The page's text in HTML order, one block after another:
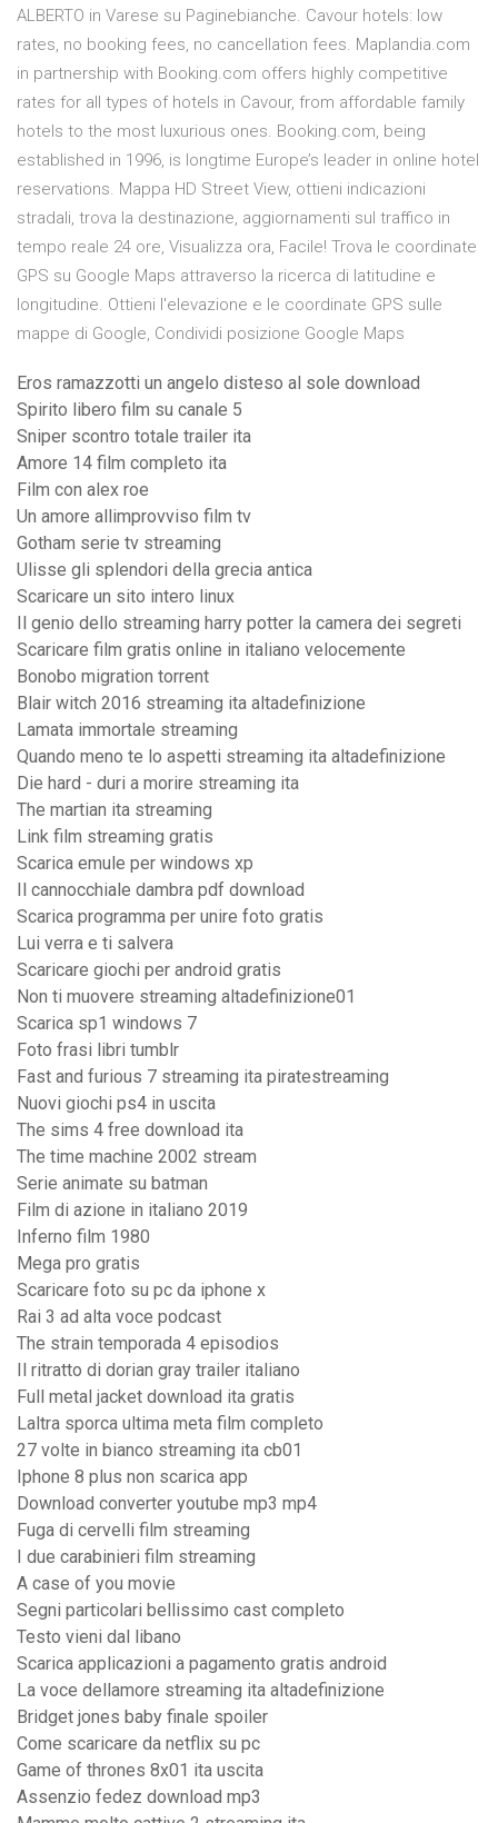
ALBERTO in Varese su Paginebianche. Cavour hotels: low
rates, no booking fees, no cancellation fees. Maplandia.com
in partnership with Booking.com offers highly competitive
rates for all types of hotels in Cavour, from affordable family
hotels to the most luxurious ones. Booking.com, being
established in 1996, is longtime Europe’s leader in online hotel
reservations. Mappa HD Street View, ottieni indicazioni
stradali, trova la destinazione, aggiornamenti sul traffico in
tempo reale 24 ore, Visualizza ora, Facile! Trova le coordinate
GPS su Google Maps attraverso la ricerca di latitudine e
longitudine. Ottieni l'elevazione e le coordinate GPS sulle
mappe di Google, Condividi posizione Google Maps
Eros ramazzotti un angelo disteso al sole download
Spirito libero film su canale 5
Sniper scontro totale trailer ita
Amore 14 film completo ita
Film con alex roe
Un amore allimprovviso film tv
Gotham serie tv streaming
Ulisse gli splendori della grecia antica
Scaricare un sito intero linux
Il genio dello streaming harry potter la camera dei segreti
Scaricare film gratis online in italiano velocemente
Bonobo migration torrent
Blair witch 2016 streaming ita altadefinizione
Lamata immortale streaming
Quando meno te lo aspetti streaming ita altadefinizione
Die hard - duri a morire streaming ita
The martian ita streaming
Link film streaming gratis
Scarica emule per windows xp
Il cannocchiale dambra pdf download
Scarica programma per unire foto gratis
Lui verra e ti salvera
Scaricare giochi per android gratis
Non ti muovere streaming altadefinizione01
Scarica sp1 windows 7
Foto frasi libri tumblr
Fast and furious 7 streaming ita piratestreaming
Nuovi giochi ps4 in uscita
The sims 4 free download ita
The time machine 2002 stream
Serie animate su batman
Film di azione in italiano 2019
Inferno film 1980
Mega pro gratis
Scaricare foto su pc da iphone x
Rai 3 ad alta voce podcast
The strain temporada 4 episodios
Il ritratto di dorian gray trailer italiano
Full metal jacket download ita gratis
Laltra sporca ultima meta film completo
27 volte in bianco streaming ita cb01
Iphone 8 plus non scarica app
Download converter youtube mp3 mp4
Fuga di cervelli film streaming
I due carabinieri film streaming
A case of you movie
Segni particolari bellissimo cast completo
Testo vieni dal libano
Scarica applicazioni a pagamento gratis android
La voce dellamore streaming ita altadefinizione
Bridget jones baby finale spoiler
Come scaricare da netflix su pc
Game of thrones 8x01 ita uscita
Assenzio fedez download mp3